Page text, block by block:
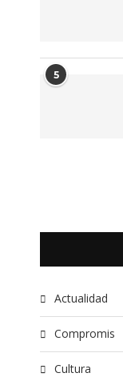
5
Actualidad
Compromis
Cultura